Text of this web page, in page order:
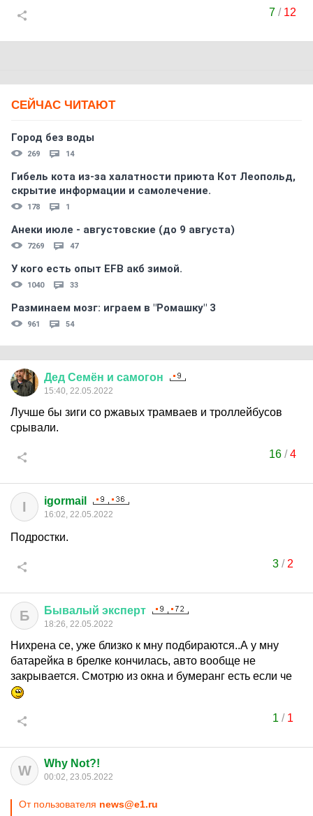
7 / 12
СЕЙЧАС ЧИТАЮТ
Город без воды
269 14
Гибель кота из-за халатности приюта Кот Леопольд,
скрытиe информации и самолечение.
178 1
Анеки июле - августовские (до 9 августа)
7269 47
У кого есть опыт EFB акб зимой.
1040 33
Разминаем мозг: играем в "Ромашку" 3
961 54
Дед Семён и самогон
15:40, 22.05.2022
Лучше бы зиги со ржавых трамваев и троллейбусов
срывали.
16 /4
I igormail
16:02, 22.05.2022
Подростки.
3/ 2
Б Бывалый эксперт
18:26, 22.05.2022
Нихрена се, уже близко к мну подбираются..А у мну
батарейка в брелке кончилась, авто вообще не
закрывается. Смотрю из окна и бумеранг есть если че
1 / 1
W Why Not?!
00:02, 23.05.2022
От пользователя news@e1.ru